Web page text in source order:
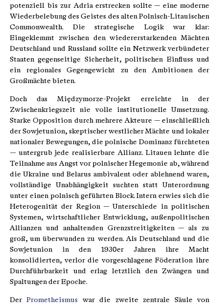
potenziell bis zur Adria erstrecken sollte — eine moderne
Wiederbelebung des Geistes des alten Polnisch-Litauischen
Commonwealth. Die strategische Logik war klar:
Eingeklemmt zwischen den wiedererstarkenden Mächten
Deutschland und Russland sollte ein Netzwerk verbündeter
Staaten gegenseitige Sicherheit, politischen Einfluss und
ein regionales Gegengewicht zu den Ambitionen der
Großmächte bieten.
Doch das Międzymorze-Projekt erreichte in der
Zwischenkriegszeit nie volle institutionelle Umsetzung.
Starke Opposition durch mehrere Akteure — einschließlich
der Sowjetunion, skeptischer westlicher Mächte und lokaler
nationaler Bewegungen, die polnische Dominanz fürchteten
— untergrub jede realisierbare Allianz. Litauen lehnte die
Teilnahme aus Angst vor polnischer Hegemonie ab, während
die Ukraine und Belarus ambivalent oder ablehnend waren,
vollständige Unabhängigkeit suchten statt Unterordnung
unter einen polnisch geführten Block. Intern erwies sich die
Heterogenität der Region — Unterschiede in politischen
Systemen, wirtschaftlicher Entwicklung, außenpolitischen
Allianzen und anhaltenden Grenzstreitigkeiten — als zu
groß, um überwunden zu werden. Als Deutschland und die
Sowjetunion in den 1930er Jahren ihre Macht
konsolidierten, verlor die vorgeschlagene Föderation ihre
Durchführbarkeit und erlag letztlich den Zwängen und
Spaltungen der Epoche.
DerPrometheismus war die zweite zentrale Säule von